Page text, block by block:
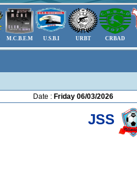
M.C.B.E.M U.S.B.I URBT CRBAD
Date : Friday 06/03/2026
JSS